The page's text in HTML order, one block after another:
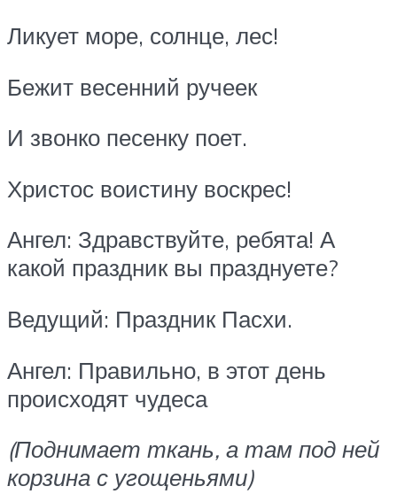
Ликует море, солнце, лес!
Бежит весенний ручеек
И звонко песенку поет.
Христос воистину воскрес!
Ангел: Здравствуйте, ребята! А
какой праздник вы празднуете?
Ведущий: Праздник Пасхи.
Ангел: Правильно, в этот день
происходят чудеса
(Поднимает ткань, а там под ней
корзина с угощеньями)